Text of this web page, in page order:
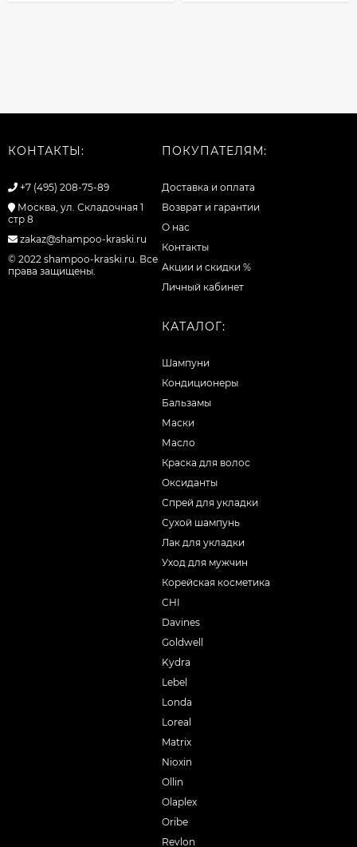
КОНТАКТЫ:
+7 (495) 208-75-89
Москва, ул. Складочная 1
стр 8
zakaz@shampoo-kraski.ru
© 2022 shampoo-kraski.ru. Все
права защищены.
ПОКУПАТЕЛЯМ:
Доставка и оплата
Возврат и гарантии
О нас
Контакты
Акции и скидки %
Личный кабинет
КАТАЛОГ:
Шампуни
Кондиционеры
Бальзамы
Маски
Масло
Краска для волос
Оксиданты
Спрей для укладки
Сухой шампунь
Лак для укладки
Уход для мужчин
Корейская косметика
CHI
Davines
Goldwell
Kydra
Lebel
Londa
Loreal
Matrix
Nioxin
Ollin
Olaplex
Oribe
Revlon